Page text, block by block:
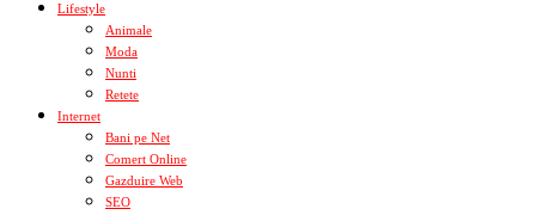
Lifestyle
Animale
Moda
Nunti
Retete
Internet
Bani pe Net
Comert Online
Gazduire Web
SEO